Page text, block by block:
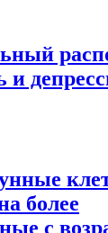
и
более
с